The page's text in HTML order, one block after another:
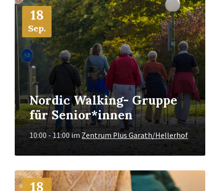
18
Sep.
Nordic Walking- Gruppe
für Senior*innen
10:00 - 11:00imZentrum Plus Garath/Hellerhof
Mehr
Info
18
Mehr
Info